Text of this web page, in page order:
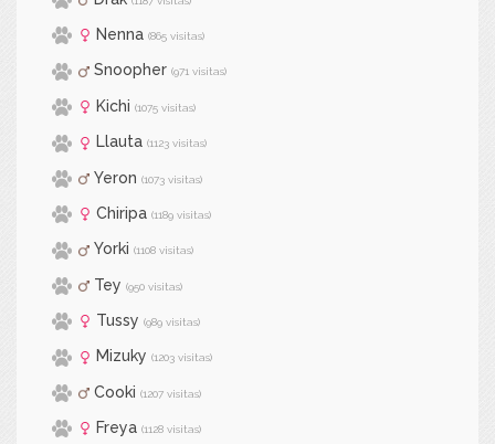
Nenna (865 visitas)
Snoopher (971 visitas)
Kichi (1075 visitas)
Llauta (1123 visitas)
Yeron (1073 visitas)
Chiripa (1189 visitas)
Yorki (1108 visitas)
Tey (950 visitas)
Tussy (989 visitas)
Mizuky (1203 visitas)
Cooki (1207 visitas)
Freya (1128 visitas)